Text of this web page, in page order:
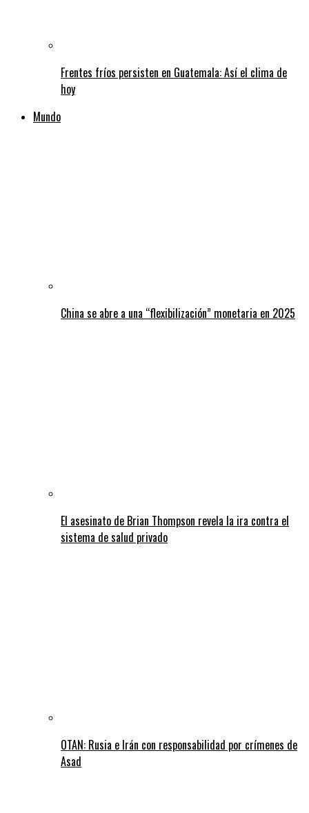
Frentes fríos persisten en Guatemala: Así el clima de
hoy
Mundo
China se abre a una “flexibilización” monetaria en 2025
El asesinato de Brian Thompson revela la ira contra el
sistema de salud privado
OTAN: Rusia e Irán con responsabilidad por crímenes de
Asad